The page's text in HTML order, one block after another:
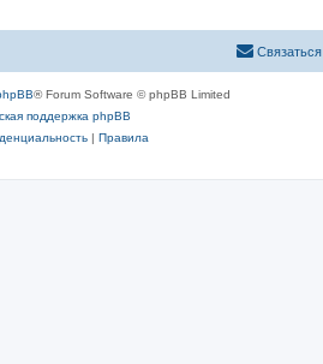
® Forum Software © phpBB Limited
поддержка phpBB
| Правила